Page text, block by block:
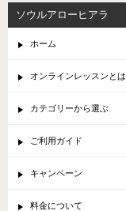
ソウルアローヒアラ
ホーム
オンラインレッスンとは
カテゴリーから選ぶ
ご利用ガイド
キャンペーン
料金について